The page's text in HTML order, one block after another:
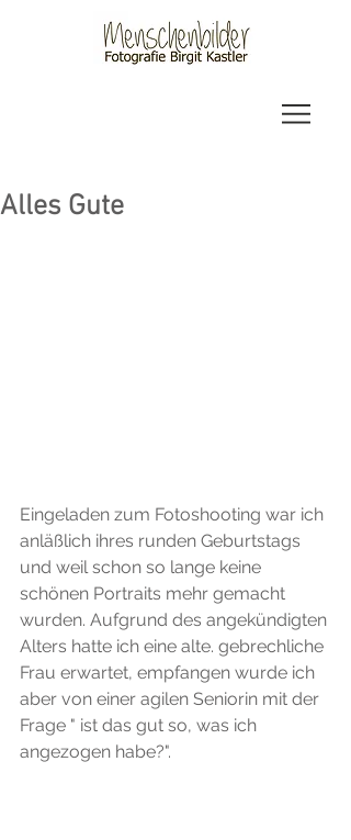
Alles Gute
Eingeladen zum Fotoshooting war ich
anläßlich ihres runden Geburtstags
und weil schon so lange keine
schönen Portraits mehr gemacht
wurden. Aufgrund des angekündigten
Alters hatte ich eine alte. gebrechliche
Frau erwartet, empfangen wurde ich
aber von einer agilen Seniorin mit der
Frage " ist das gut so, was ich
angezogen habe?".